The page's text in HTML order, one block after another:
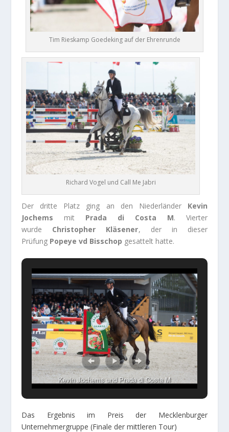
Tim Rieskamp Goedeking auf der Ehrenrunde
Richard Vogel und Call Me Jabri
Der dritte Platz ging an den Niederländer Kevin
Jochems mit Prada di Costa M. Vierter
wurde Christopher Kläsener, der in dieser
Prüfung Popeye vd Bisschop gesattelt hatte.
Kevin Jochems und Prada di Costa M
Das Ergebnis im Preis der Mecklenburger
Unternehmergruppe (Finale der mittleren Tour)